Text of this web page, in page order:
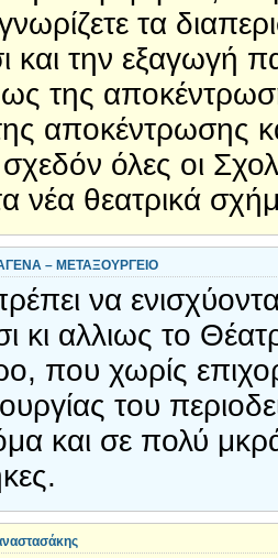
τα
και την εξαγωγή
της
αποκέντρωσης
όλες οι
νέα θεατρικά
– ΜΕΤΑΞΟΥΡΓΕΙΟ
να
κι αλλιως το
που χωρίς
του
και σε πολύ